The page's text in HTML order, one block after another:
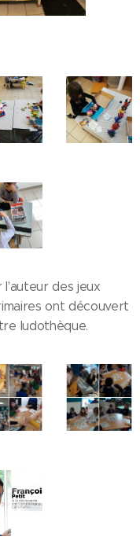
l'auteur des jeux
ont découvert
ludothèque.